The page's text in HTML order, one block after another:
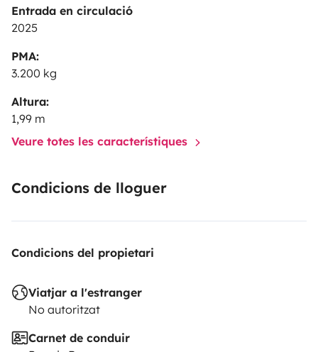
Entrada en circulació
2025
PMA:
3.200 kg
Altura:
1,99 m
Veure totes les característiques
Condicions de lloguer
Condicions del propietari
Viatjar a l'estranger
No autoritzat
Carnet de conduir